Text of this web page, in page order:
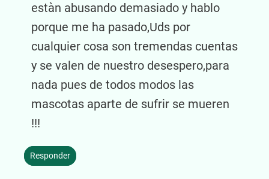
estàn abusando demasiado y hablo
porque me ha pasado,Uds por
cualquier cosa son tremendas cuentas
y se valen de nuestro desespero,para
nada pues de todos modos las
mascotas aparte de sufrir se mueren
!!!
Responder